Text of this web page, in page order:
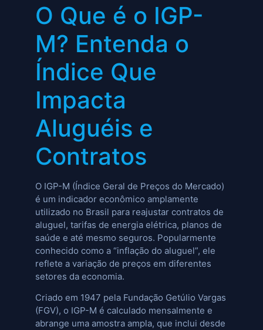
O Que é o IGP-
M? Entenda o
Índice Que
Impacta
Aluguéis e
Contratos
O IGP-M (Índice Geral de Preços do Mercado)
é um indicador econômico amplamente
utilizado no Brasil para reajustar contratos de
aluguel, tarifas de energia elétrica, planos de
saúde e até mesmo seguros. Popularmente
conhecido como a “inflação do aluguel”, ele
reflete a variação de preços em diferentes
setores da economia.
Criado em 1947 pela Fundação Getúlio Vargas
(FGV), o IGP-M é calculado mensalmente e
abrange uma amostra ampla, que inclui desde